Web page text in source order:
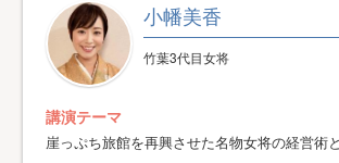
小幡美香
竹葉3代目女将
講演テーマ
崖っぷち旅館を再興させた名物女将の経営術